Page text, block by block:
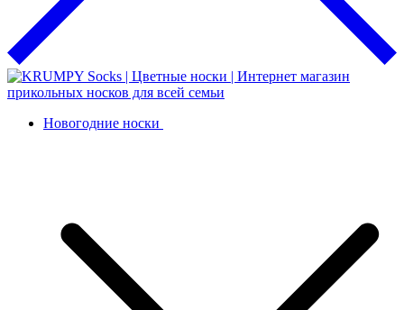
Новогодние носки